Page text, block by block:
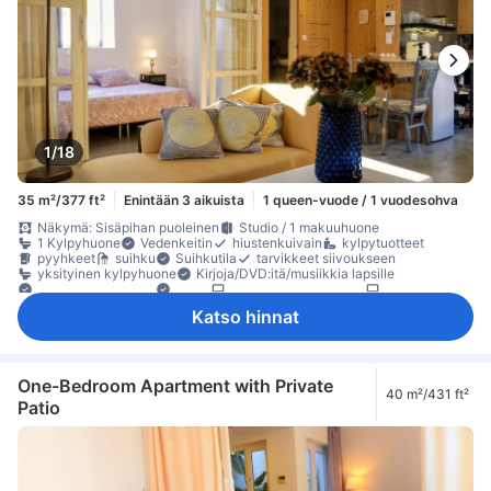
1/18
35 m²/377 ft² Enintään 3 aikuista
1 queen-vuode / 1 vuodesohva
Näkymä: Sisäpihan puoleinen
Studio / 1 makuuhuone
1 Kylpyhuone
Vedenkeitin hiustenkuivain
kylpytuotteet
pyyhkeet
suihku Suihkutila
tarvikkeet siivoukseen
yksityinen kylpyhuone
Kirjoja/DVD:itä/musiikkia lapsille
Lautapelit/palapelit
Radio satelliitti- /kaapeli-TV
taulu-tv
Nukkumismukavuutta parantavat tuotteet
täysin varusteltu keittiö
erillinen ruokailualue
lasten syöttötuoli
oleskelualue
pitkät sängyt (> 2 metriä)
Roskakorit sohva kaappi
naulakko
tarvikkeet silitykseen
Rakennuksessa on portaat
sammutin
Säädettävä ilmastointi
Katso hinnat
One-Bedroom Apartment with Private
Patio
40 m²/431 ft²